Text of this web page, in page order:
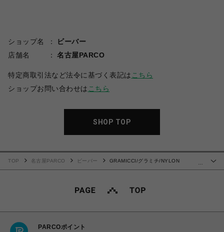
ショップ名
ビーバー
店舗名
名古屋PARCO
特定商取引法など法令に基づく表記は こちら
ショップお問い合わせは こちら
SHOP TOP
…
TOP 名古屋PARCO ビーバー
GRAMICCI/グラミチ/NYLON
PARCOポイント